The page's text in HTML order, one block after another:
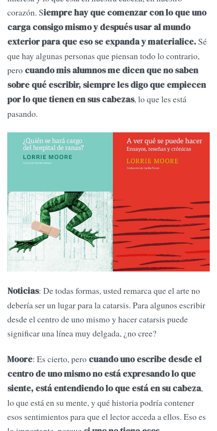
corazón. Siempre hay que comenzar con lo que uno
carga consigo mismo y después usar al mundo
exterior para que eso se expanda y materialice.Sé
que hay algunas personas que piensan todo lo contrario,
pero cuando mis alumnos me dicen que no saben
sobre qué escribir, siempre les digo que empiecen
por lo que tienen en sus cabezas, lo que les está
pasando.
Noticias: De todas formas, usted remarca que el arte no
debería ser un lugar para la catarsis. Para algunos escribir
desde el centro de uno mismo y hacer catarsis puede
significar una línea muy delgada, ¿no cree?
Moore: Es cierto, pero cuando uno escribe desde el
centro de uno mismo no está expresando lo que
siente, está entendiendo lo que está en su cabeza,
lo que está en su mente, y qué historia podría contener
esos sentimientos para que el lector acceda a ellos. Eso es